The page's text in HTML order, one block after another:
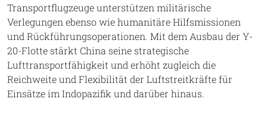
Transportflugzeuge unterstützen militärische
Verlegungen ebenso wie humanitäre Hilfsmissionen
und Rückführungsoperationen. Mit dem Ausbau der Y-
20-Flotte stärkt China seine strategische
Lufttransportfähigkeit und erhöht zugleich die
Reichweite und Flexibilität der Luftstreitkräfte für
Einsätze im Indopazifik und darüber hinaus.